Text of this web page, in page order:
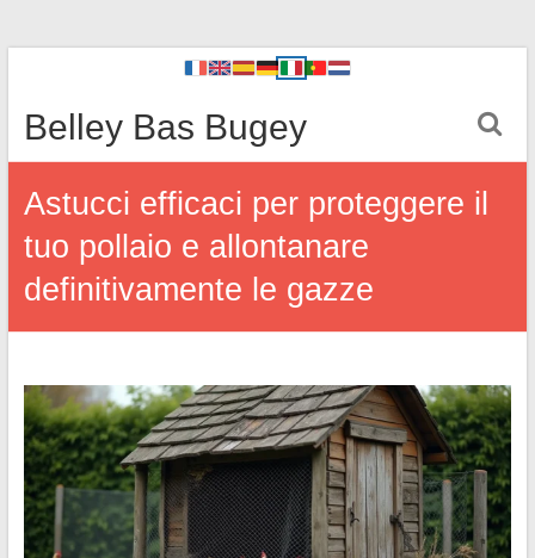
Belley Bas Bugey
Astucci efficaci per proteggere il
tuo pollaio e allontanare
definitivamente le gazze